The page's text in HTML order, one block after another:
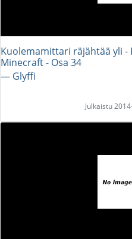
Kuolemamittari räjähtää yli -
Minecraft - Osa 34
― Glyffi
Julkaistu